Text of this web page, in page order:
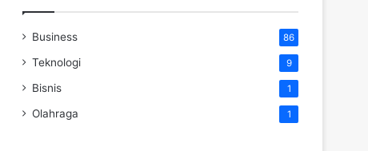
Business 86
Teknologi 9
Bisnis 1
Olahraga 1